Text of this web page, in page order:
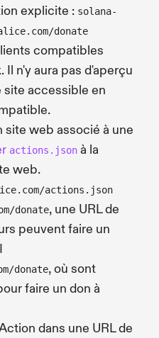
explicite : solana-
donate
compatibles
n'y aura pas d'aperçu
site accessible en
site web associé à une
actions.json à la
web.
actions.json
donate, une URL de
peuvent faire un
donate, où sont
faire un don à
dans une URL de